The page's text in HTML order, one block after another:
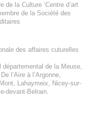
la Culture ‘Centre d’art
de la Société des
des affaires cuturelles
départemental de la Meuse,
l’Aire à l’Argonne,
Lahaymeix
Nicey-sur-
devant-Belrain.